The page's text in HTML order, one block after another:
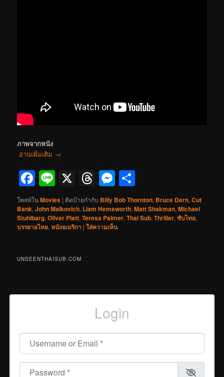
ภาพจากหนัง
อ่านเพิ่มเติม →
Facebook
Line
X Threads
Messenger
โพสท์ในMovies | ติดป้ายกำกับ Billy Bob Thornton, Bruce Dern,Cut
Bank,John Malkovich, Liam Hemsworth,Matt Shakman,Michael
Stuhlbarg,Oliver Platt,Teresa Palmer,Thai Sub,Thriller,ซับไทย,
บรรยายไทย,หนังอเมริกา |ใส่ความเห็น
UNSEENTHAISUB.COM
Login
Username or Email
Password